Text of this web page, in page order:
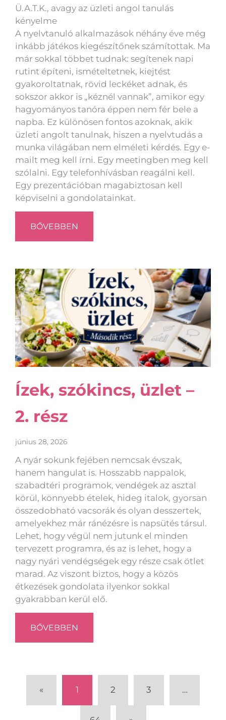
Ü.A.T.K., avagy az üzleti angol tanulás
kényelme
A nyelvtanuló alkalmazások néhány éve még
inkább játékos kiegészítőnek számítottak. Ma
már sokkal többet tudnak: segítenek napi
rutint építeni, ismételtetnek, kiejtést
gyakoroltatnak, rövid leckéket adnak, és
sokszor akkor is „kéznél vannak”, amikor egy
hagyományos tanóra éppen nem fér bele a
napba. Ez különösen fontos azoknak, akik
üzleti angolt tanulnak, hiszen a nyelvtudás a
munka világában nem elméleti kérdés. Egy e-
mailt meg kell írni. Egy meetingben meg kell
szólalni. Egy telefonhívásban reagálni kell.
Egy prezentációban magabiztosan kell
képviselni a gondolatainkat.
BŐVEBBEN
Ízek, szókincs, üzlet –
2. rész
június 28, 2026
A nyár sokunk fejében nemcsak évszak,
hanem hangulat is. Hosszabb nappalok,
szabadtéri programok, vendégek az asztal
körül, könnyebb ételek, hideg italok, gyorsan
összedobható vacsorák és olyan desszertek,
amelyekhez már ránézésre is napsütés társul.
Lehet, hogy végül nem jutunk el minden
tervezett programra, és az is lehet, hogy a
nagy nyári vendégségek egy része csak ötlet
marad. Az viszont biztos, hogy a közös
étkezések gondolata ilyenkor sokkal
gyakrabban kerül elő.
BŐVEBBEN
« 1 2 3 …